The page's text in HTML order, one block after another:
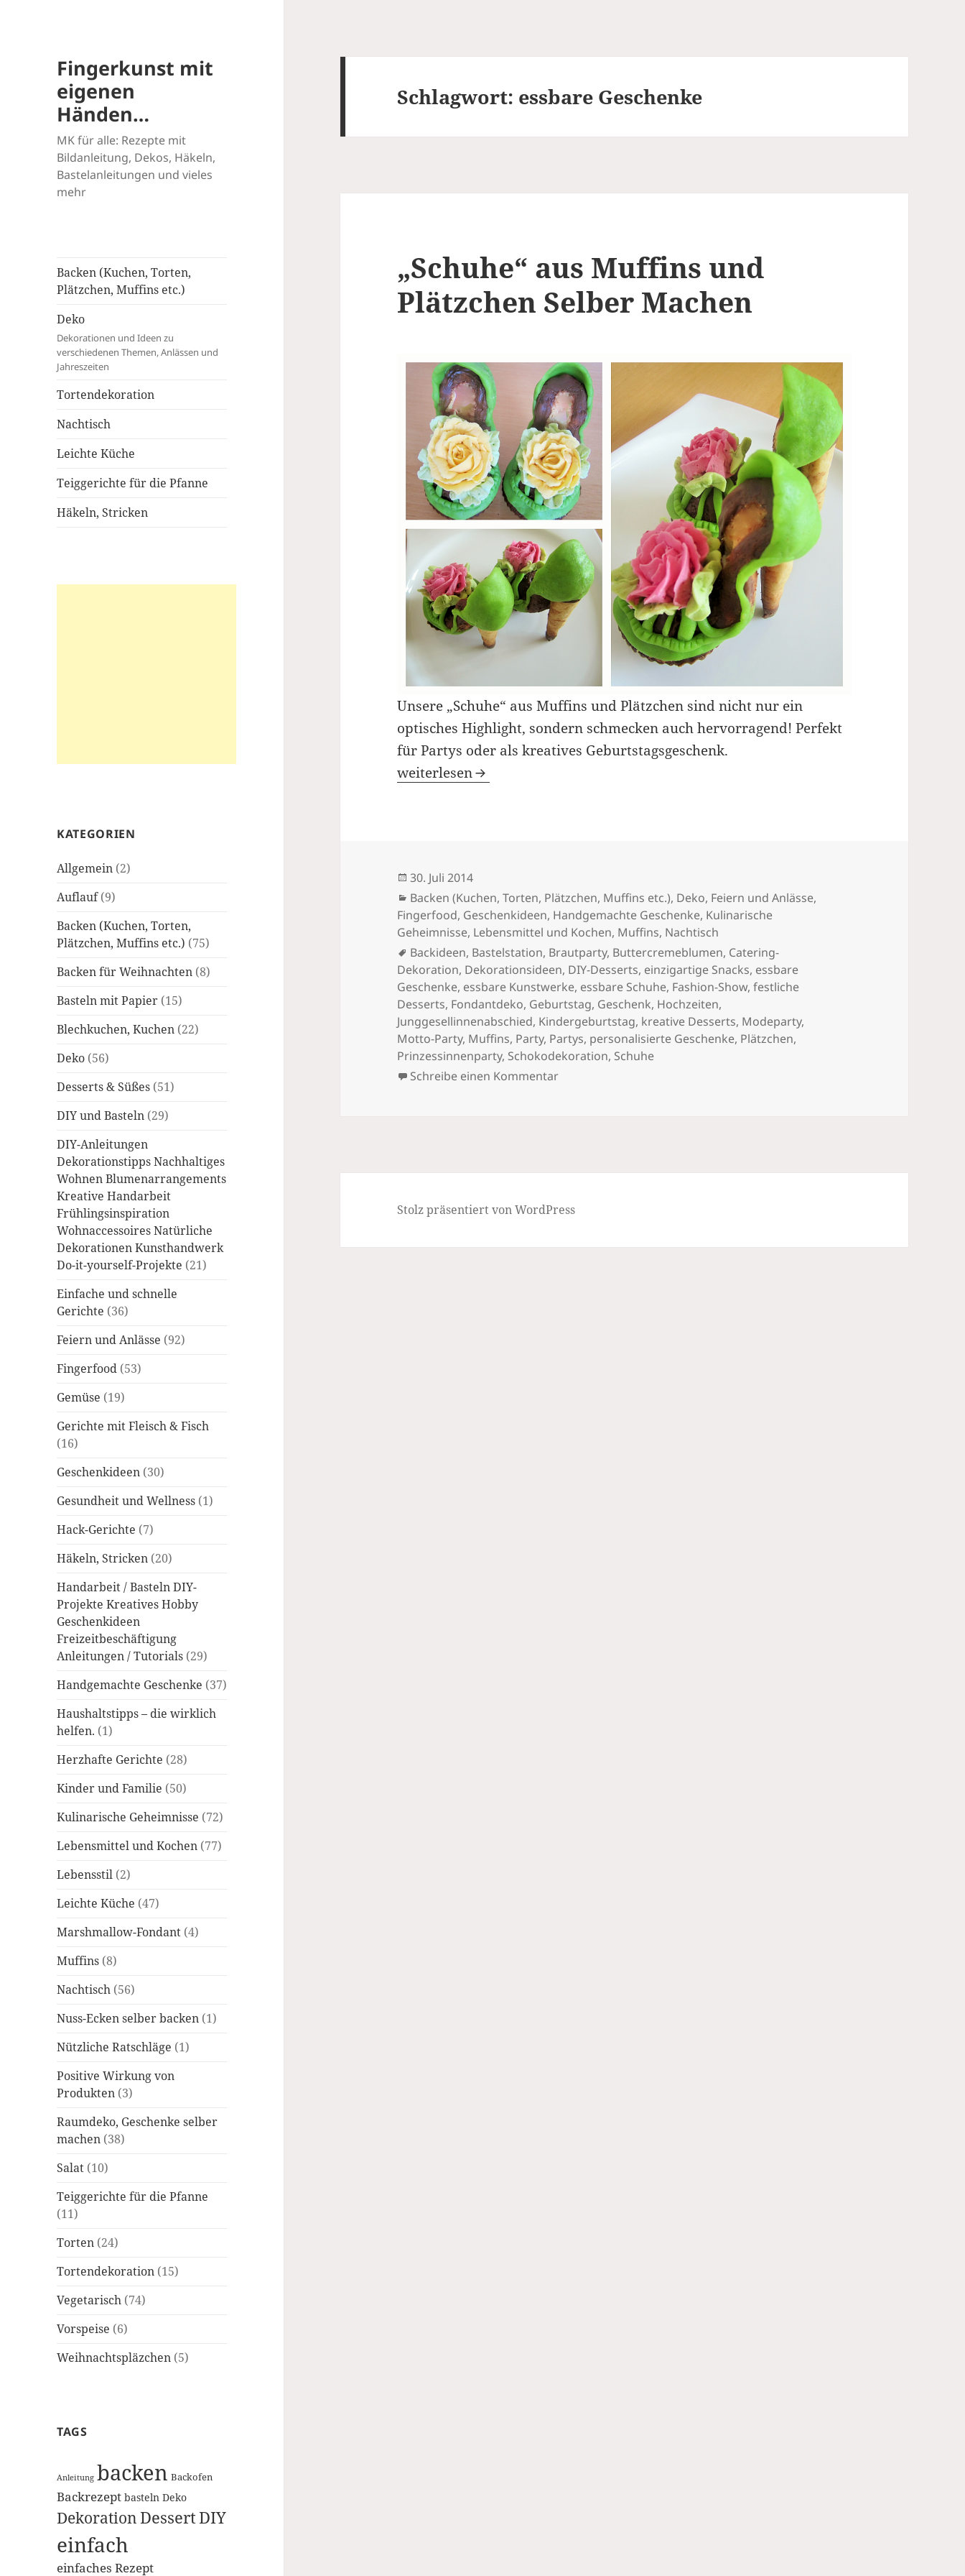
Fingerkunst mit
eigenen
Händen…
MK für alle: Rezepte mit
Bildanleitung, Dekos, Häkeln,
Bastelanleitungen und vieles
mehr
Backen (Kuchen, Torten,
Plätzchen, Muffins etc.)
Deko
Dekorationen und Ideen zu
verschiedenen Themen, Anlässen und
Jahreszeiten
Tortendekoration
Nachtisch
Leichte Küche
Teiggerichte für die Pfanne
Häkeln, Stricken
KATEGORIEN
Allgemein (2)
Auflauf(9)
Backen (Kuchen, Torten,
Plätzchen, Muffins etc.) (75)
Backen für Weihnachten (8)
Basteln mit Papier (15)
Blechkuchen, Kuchen (22)
Deko (56)
Desserts & Süßes (51)
DIY und Basteln (29)
DIY-Anleitungen
Dekorationstipps Nachhaltiges
Wohnen Blumenarrangements
Kreative Handarbeit
Frühlingsinspiration
Wohnaccessoires Natürliche
Dekorationen Kunsthandwerk
Do-it-yourself-Projekte (21)
Einfache und schnelle
Gerichte (36)
Feiern und Anlässe (92)
Fingerfood (53)
Gemüse (19)
Gerichte mit Fleisch & Fisch
(16)
Geschenkideen (30)
Gesundheit und Wellness (1)
Hack-Gerichte (7)
Häkeln, Stricken (20)
Handarbeit / Basteln DIY-
Projekte Kreatives Hobby
Geschenkideen
Freizeitbeschäftigung
Anleitungen / Tutorials (29)
Handgemachte Geschenke (37)
Haushaltstipps – die wirklich
helfen. (1)
Herzhafte Gerichte (28)
Kinder und Familie (50)
Kulinarische Geheimnisse (72)
Lebensmittel und Kochen (77)
Lebensstil (2)
Leichte Küche (47)
Marshmallow-Fondant (4)
Muffins (8)
Nachtisch (56)
Nuss-Ecken selber backen (1)
Nützliche Ratschläge (1)
Positive Wirkung von
Produkten (3)
Raumdeko, Geschenke selber
machen (38)
Salat (10)
Teiggerichte für die Pfanne
(11)
Torten (24)
Tortendekoration (15)
Vegetarisch (74)
Vorspeise (6)
Weihnachtspläzchen (5)
TAGS
Anleitung backen Backofen
Backrezept basteln Deko
DekorationDessertDIY
einfach
einfaches Rezept
Schlagwort: essbare Geschenke
„Schuhe“ aus Muffins und
Plätzchen Selber Machen
Unsere „Schuhe“ aus Muffins und Plätzchen sind nicht nur ein
optisches Highlight, sondern schmecken auch hervorragend! Perfekt
für Partys oder als kreatives Geburtstagsgeschenk.
„Schuhe“ aus Muffins und Plätzchen Selber Machen
weiterlesen
Veröffentlicht
am
30. Juli 2014
Kategorien
Backen (Kuchen, Torten, Plätzchen, Muffins etc.), Deko, Feiern und Anlässe,
Fingerfood, Geschenkideen, Handgemachte Geschenke, Kulinarische
Geheimnisse, Lebensmittel und Kochen, Muffins, Nachtisch
Schlagwörter
Backideen, Bastelstation, Brautparty, Buttercremeblumen, Catering-
Dekoration, Dekorationsideen, DIY-Desserts, einzigartige Snacks, essbare
Geschenke, essbare Kunstwerke, essbare Schuhe, Fashion-Show,festliche
Desserts, Fondantdeko, Geburtstag, Geschenk, Hochzeiten,
Junggesellinnenabschied, Kindergeburtstag, kreative Desserts, Modeparty,
Motto-Party, Muffins, Party, Partys, personalisierte Geschenke, Plätzchen,
Prinzessinnenparty, Schokodekoration, Schuhe
Schreibe einen Kommentarzu „Schuhe“ aus Muffins und Plätzchen Selber Machen
Stolz präsentiert von WordPress